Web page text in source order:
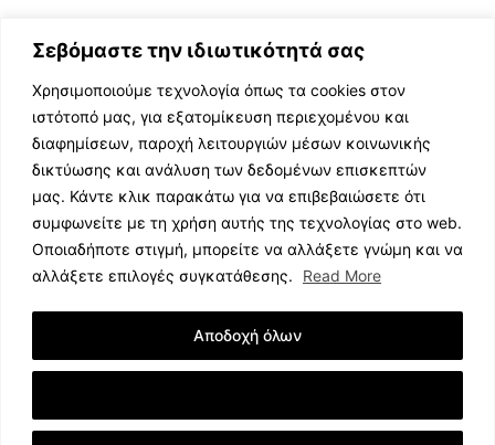
Σεβόμαστε την ιδιωτικότητά σας
Χρησιμοποιούμε τεχνολογία όπως τα cookies στον
ιστότοπό μας, για εξατομίκευση περιεχομένου και
διαφημίσεων, παροχή λειτουργιών μέσων κοινωνικής
δικτύωσης και ανάλυση των δεδομένων επισκεπτών
μας. Κάντε κλικ παρακάτω για να επιβεβαιώσετε ότι
συμφωνείτε με τη χρήση αυτής της τεχνολογίας στο web.
Οποιαδήποτε στιγμή, μπορείτε να αλλάξετε γνώμη και να
αλλάξετε επιλογές συγκατάθεσης.
Read More
Αποδοχή όλων
ΕΛΛΗΝΙΚΗ ΜΟΥΣΙΚΗ
TV SHOWS
EVENTS
ΘΕΑΤΡΟ
ΔΙΑΓΩΝΙΣΜΟΙ
STOA CULTURA
ΣΥΝΕΝΤΕΥΞΕΙΣ